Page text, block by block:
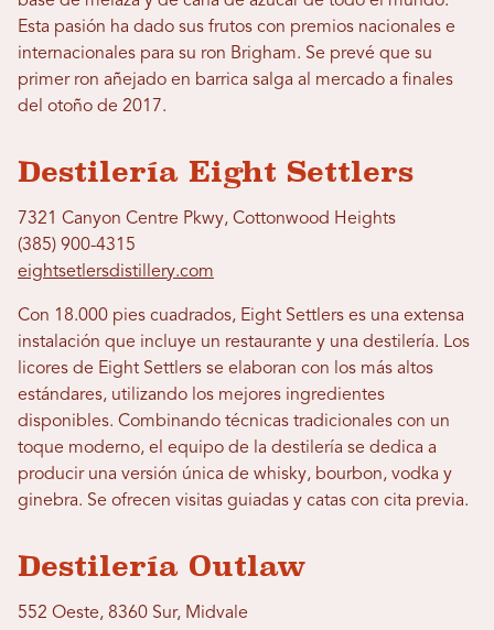
Esta pasión ha dado sus frutos con premios nacionales e
internacionales para su ron Brigham. Se prevé que su
primer ron añejado en barrica salga al mercado a finales
del otoño de 2017.
Destilería Eight Settlers
7321 Canyon Centre Pkwy, Cottonwood Heights
(385) 900-4315
eightsetlersdistillery.com
Con 18.000 pies cuadrados, Eight Settlers es una extensa
instalación que incluye un restaurante y una destilería. Los
licores de Eight Settlers se elaboran con los más altos
estándares, utilizando los mejores ingredientes
disponibles. Combinando técnicas tradicionales con un
toque moderno, el equipo de la destilería se dedica a
producir una versión única de whisky, bourbon, vodka y
ginebra. Se ofrecen visitas guiadas y catas con cita previa.
Destilería Outlaw
552 Oeste, 8360 Sur, Midvale